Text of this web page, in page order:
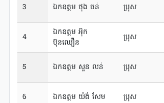
3 ឯកឧត្ដម ថុង ចន់ ប្រុស
4
ឯកឧត្ដម អ៊ុក
ប៊ុនឈឿន
ប្រុស
5 ឯកឧត្តម សួន លន់ ប្រុស
6 ឯកឧត្តម យ៉ង់ សែម ប្រុស